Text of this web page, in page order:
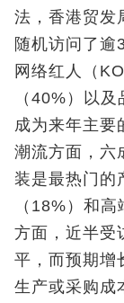
法，香港贸发
随机访问了逾
网络红人（
（40%）以
成为来年主要
潮流方面，六
装是最热门的
（18%）和
方面，近半受
平，而预期增
生产或采购成